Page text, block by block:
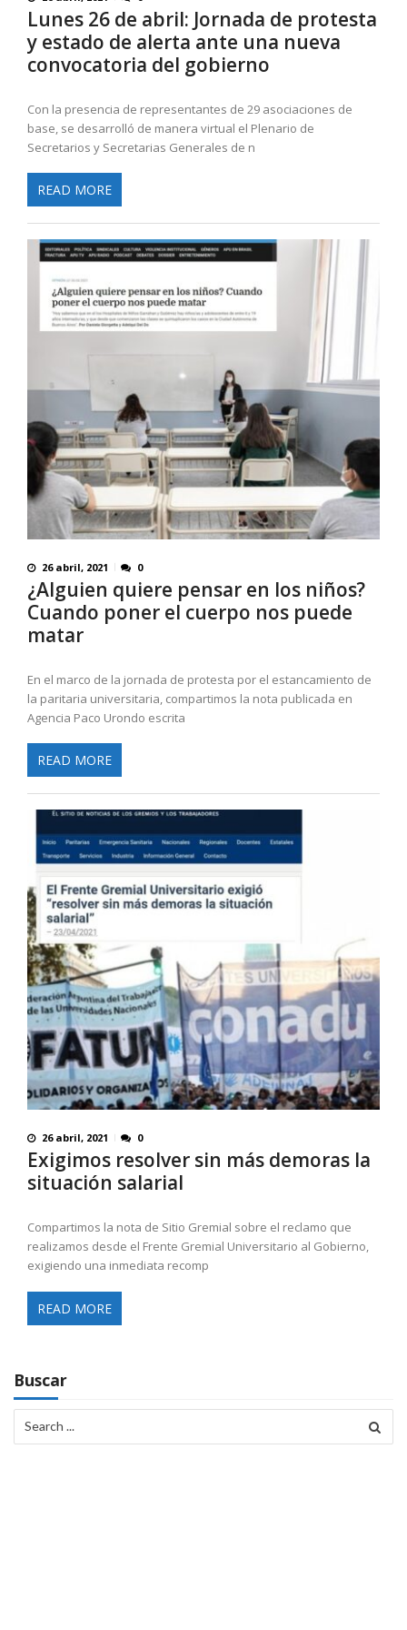
Lunes 26 de abril: Jornada de protesta
y estado de alerta ante una nueva
convocatoria del gobierno
Con la presencia de representantes de 29 asociaciones de
base, se desarrolló de manera virtual el Plenario de
Secretarios y Secretarias Generales de n
READ MORE
26 abril, 2021 0
¿Alguien quiere pensar en los niños?
Cuando poner el cuerpo nos puede
matar
En el marco de la jornada de protesta por el estancamiento de
la paritaria universitaria, compartimos la nota publicada en
Agencia Paco Urondo escrita
READ MORE
26 abril, 2021 0
Exigimos resolver sin más demoras la
situación salarial
Compartimos la nota de Sitio Gremial sobre el reclamo que
realizamos desde el Frente Gremial Universitario al Gobierno,
exigiendo una inmediata recomp
READ MORE
Buscar
for: